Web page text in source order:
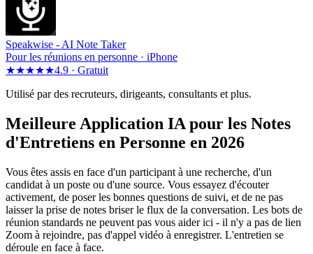
Speakwise - AI Note Taker
Pour les réunions en personne · iPhone
★★★★★4.9 · Gratuit
Utilisé par des recruteurs, dirigeants, consultants et plus.
Meilleure Application IA pour les Notes
d'Entretiens en Personne en 2026
Vous êtes assis en face d'un participant à une recherche, d'un
candidat à un poste ou d'une source. Vous essayez d'écouter
activement, de poser les bonnes questions de suivi, et de ne pas
laisser la prise de notes briser le flux de la conversation. Les bots de
réunion standards ne peuvent pas vous aider ici - il n'y a pas de lien
Zoom à rejoindre, pas d'appel vidéo à enregistrer. L'entretien se
déroule en face à face.